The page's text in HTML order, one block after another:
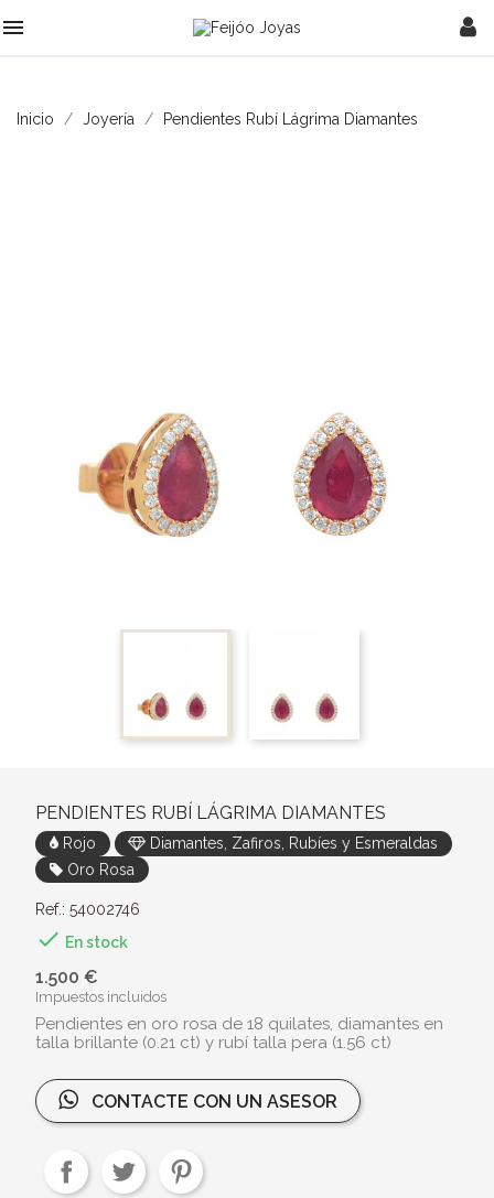

Inicio Joyería Pendientes Rubí Lágrima Diamantes
PENDIENTES RUBÍ LÁGRIMA DIAMANTES
Rojo
Diamantes, Zafiros, Rubíes y Esmeraldas
Oro Rosa
Ref.: 54002746
 En stock
1.500 €
Impuestos incluidos
Pendientes en oro rosa de 18 quilates, diamantes en
talla brillante (0.21 ct) y rubí talla pera (1.56 ct)
CONTACTE CON UN ASESOR